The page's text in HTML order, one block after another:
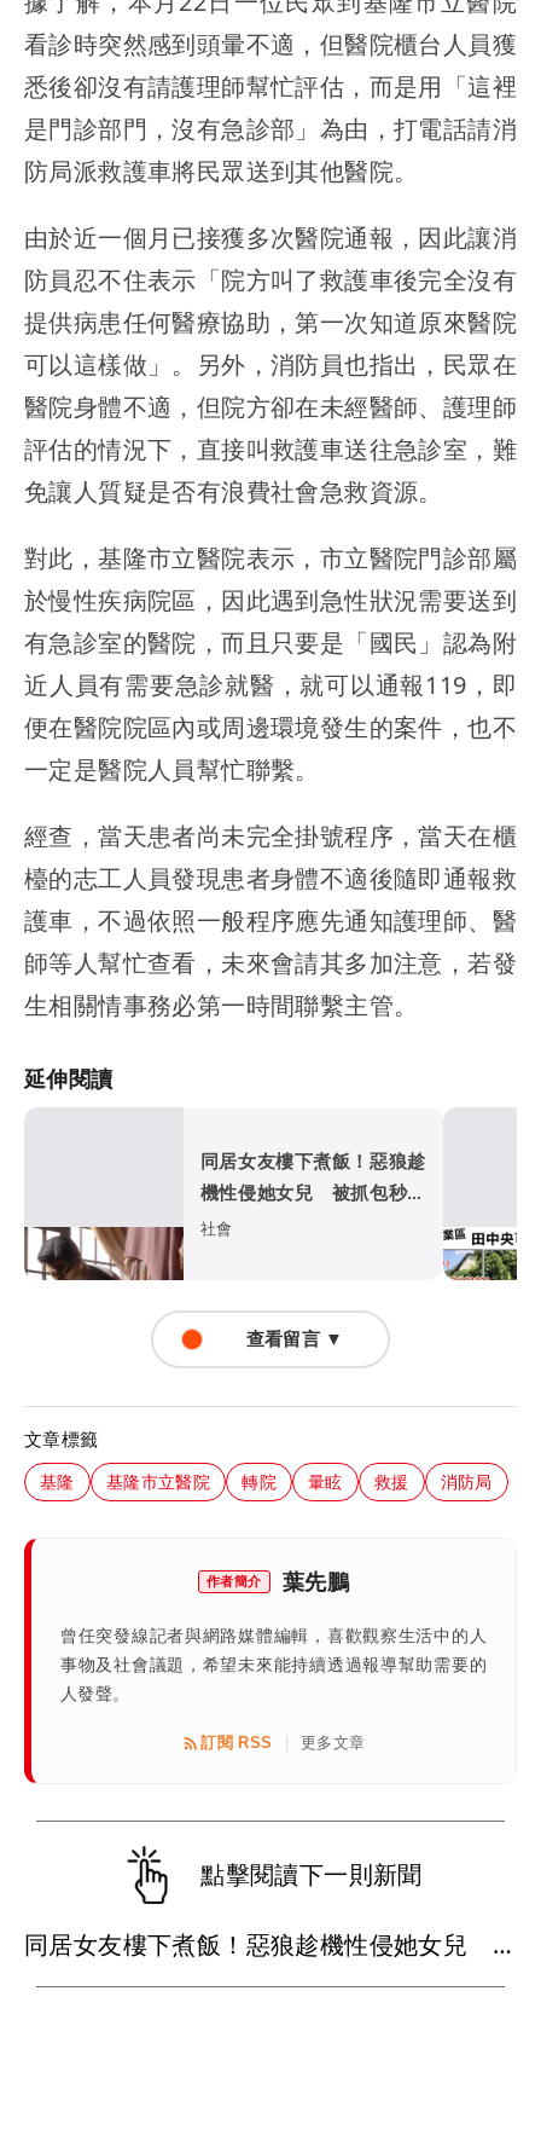
看診時突然感到頭暈不適，但醫院櫃台人員獲
悉後卻沒有請護理師幫忙評估，而是用「這裡
是門診部門，沒有急診部」為由，打電話請消
防局派救護車將民眾送到其他醫院。
由於近一個月已接獲多次醫院通報，因此讓消
防員忍不住表示「院方叫了救護車後完全沒有
提供病患任何醫療協助，第一次知道原來醫院
可以這樣做」。另外，消防員也指出，民眾在
醫院身體不適，但院方卻在未經醫師、護理師
評估的情況下，直接叫救護車送往急診室，難
免讓人質疑是否有浪費社會急救資源。
對此，基隆市立醫院表示，市立醫院門診部屬
於慢性疾病院區，因此遇到急性狀況需要送到
有急診室的醫院，而且只要是「國民」認為附
近人員有需要急診就醫，就可以通報119，即
便在醫院院區內或周邊環境發生的案件，也不
一定是醫院人員幫忙聯繫。
經查，當天患者尚未完全掛號程序，當天在櫃
檯的志工人員發現患者身體不適後隨即通報救
護車，不過依照一般程序應先通知護理師、醫
師等人幫忙查看，未來會請其多加注意，若發
生相關情事務必第一時間聯繫主管。
延伸閱讀
同居女友樓下煮飯！惡狼趁
機性侵她女兒 被抓包秒跪
大腿求情
社會
查看留言 ▼
文章標籤
基隆 基隆市立醫院 轉院 暈眩 救援 消防局
作者簡介 葉先鵬
曾任突發線記者與網路媒體編輯，喜歡觀察生活中的人
事物及社會議題，希望未來能持續透過報導幫助需要的
人發聲。
訂閱 RSS 更多文章
點擊閱讀下一則新聞
同居女友樓下煮飯！惡狼趁機性侵她女兒 被抓包秒跪大腿求情